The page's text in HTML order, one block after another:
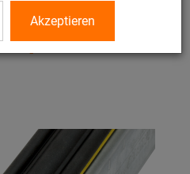
Akzeptieren